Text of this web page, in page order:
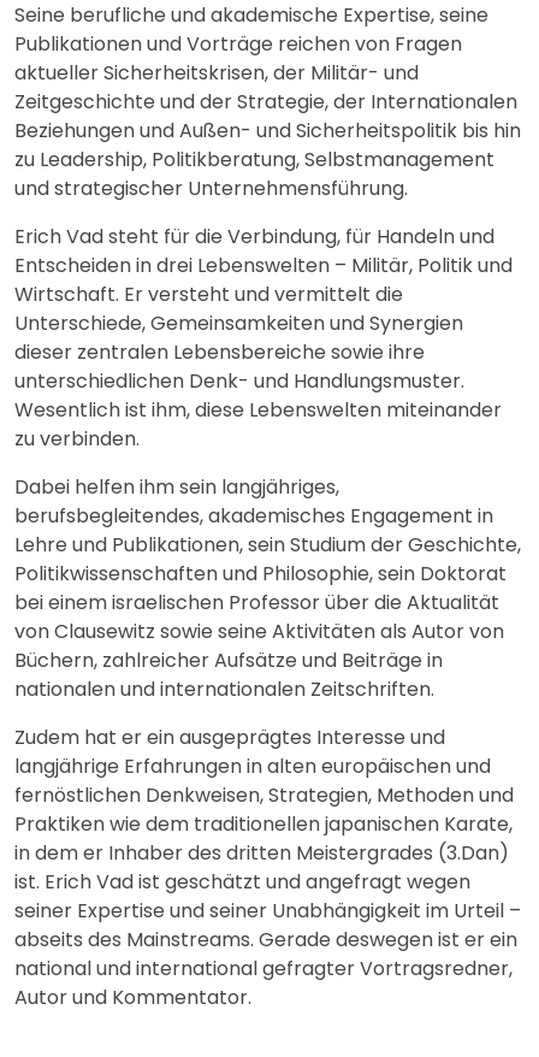
Seine berufliche und akademische Expertise, seine
Publikationen und Vorträge reichen von Fragen
aktueller Sicherheitskrisen, der Militär- und
Zeitgeschichte und der Strategie, der Internationalen
Beziehungen und Außen- und Sicherheitspolitik bis hin
zu Leadership, Politikberatung, Selbstmanagement
und strategischer Unternehmensführung.
Erich Vad steht für die Verbindung, für Handeln und
Entscheiden in drei Lebenswelten – Militär, Politik und
Wirtschaft. Er versteht und vermittelt die
Unterschiede, Gemeinsamkeiten und Synergien
dieser zentralen Lebensbereiche sowie ihre
unterschiedlichen Denk- und Handlungsmuster.
Wesentlich ist ihm, diese Lebenswelten miteinander
zu verbinden.
Dabei helfen ihm sein langjähriges,
berufsbegleitendes, akademisches Engagement in
Lehre und Publikationen, sein Studium der Geschichte,
Politikwissenschaften und Philosophie, sein Doktorat
bei einem israelischen Professor über die Aktualität
von Clausewitz sowie seine Aktivitäten als Autor von
Büchern, zahlreicher Aufsätze und Beiträge in
nationalen und internationalen Zeitschriften.
Zudem hat er ein ausgeprägtes Interesse und
langjährige Erfahrungen in alten europäischen und
fernöstlichen Denkweisen, Strategien, Methoden und
Praktiken wie dem traditionellen japanischen Karate,
in dem er Inhaber des dritten Meistergrades (3.Dan)
ist. Erich Vad ist geschätzt und angefragt wegen
seiner Expertise und seiner Unabhängigkeit im Urteil –
abseits des Mainstreams. Gerade deswegen ist er ein
national und international gefragter Vortragsredner,
Autor und Kommentator.